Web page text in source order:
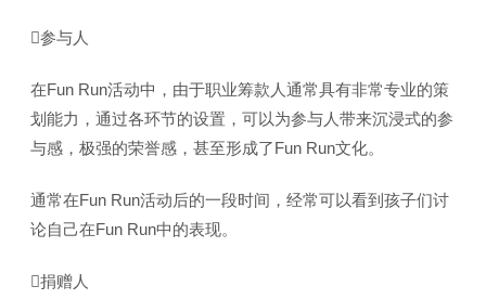
参与人
在Fun Run活动中，由于职业筹款人通常具有非常专业的策
划能力，通过各环节的设置，可以为参与人带来沉浸式的参
与感，极强的荣誉感，甚至形成了Fun Run文化。
通常在Fun Run活动后的一段时间，经常可以看到孩子们讨
论自己在Fun Run中的表现。
捐赠人